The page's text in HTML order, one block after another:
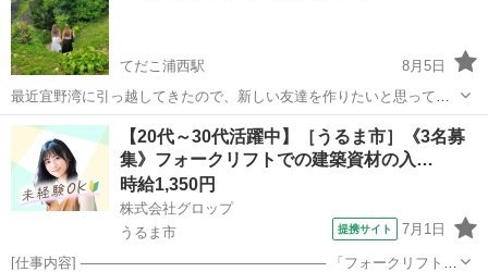
てだこ浦西駅
8月5日
最近宜野湾に引っ越してきたので、新しい友達を作りたいと思ってい
ます！ぜひ会ってアイスクリームを食べに行きましょう！😹🍦
沖縄 宜野湾市 てだこ浦西駅 友達
【20代～30代活躍中】［うるま市］《3名募
集》フォークリフトでの建築資材の入…
時給1,350円
株式会社グロップ
うるま市
提携サイト 7月1日
[仕事内容] ───────────────────────── 「フォークリフトの